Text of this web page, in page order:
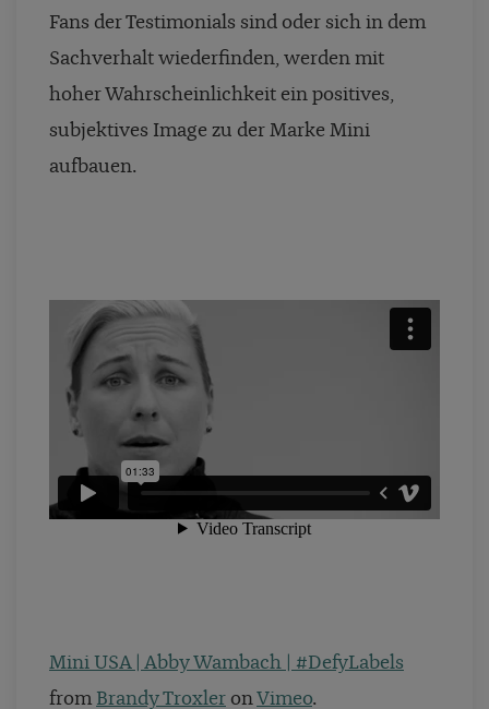
Fans der Testimonials sind oder sich in dem
Sachverhalt wiederfinden, werden mit
hoher Wahrscheinlichkeit ein positives,
subjektives Image zu der Marke Mini
aufbauen.
Mini USA | Abby Wambach | #DefyLabels
from Brandy Troxler onVimeo.